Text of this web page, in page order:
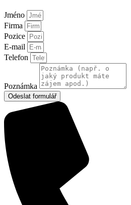
Jméno
Firma
Pozice
E-mail
Telefon
Poznámka
Odeslat formulář